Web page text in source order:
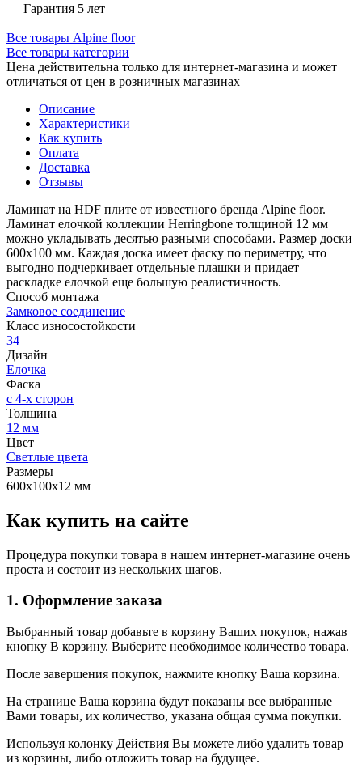
Гарантия 5 лет
Все товары Alpine floor
Все товары категории
Цена действительна только для интернет-магазина и может
отличаться от цен в розничных магазинах
Описание
Характеристики
Как купить
Оплата
Доставка
Отзывы
Ламинат на HDF плите от известного бренда Alpine floor.
Ламинат елочкой коллекции Herringbone толщиной 12 мм
можно укладывать десятью разными способами. Размер доски
600х100 мм. Каждая доска имеет фаску по периметру, что
выгодно подчеркивает отдельные плашки и придает
раскладке елочкой еще большую реалистичность.
Способ монтажа
Замковое соединение
Класс износостойкости
34
Дизайн
Елочка
Фаска
с 4-х сторон
Толщина
12 мм
Цвет
Светлые цвета
Размеры
600х100х12 мм
Как купить на сайте
Процедура покупки товара в нашем интернет-магазине очень
проста и состоит из нескольких шагов.
1. Оформление заказа
Выбранный товар добавьте в корзину Ваших покупок, нажав
кнопку В корзину. Выберите необходимое количество товара.
После завершения покупок, нажмите кнопку Ваша корзина.
На странице Ваша корзина будут показаны все выбранные
Вами товары, их количество, указана общая сумма покупки.
Используя колонку Действия Вы можете либо удалить товар
из корзины, либо отложить товар на будущее.